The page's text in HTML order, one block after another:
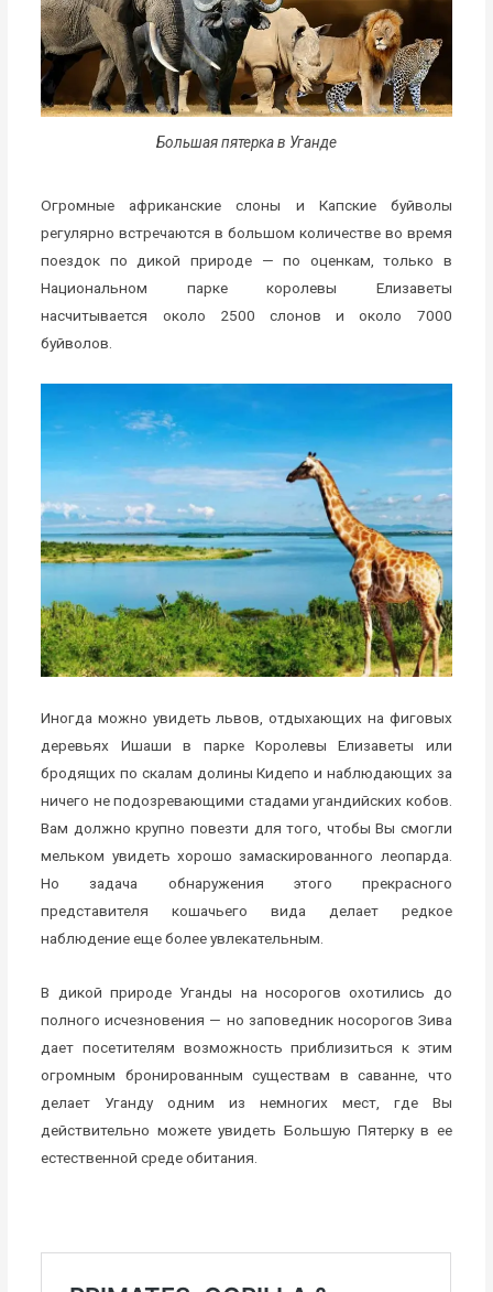
Большая пятерка в Уганде
Огромные африканские слоны и Капские буйволы
регулярно встречаются в большом количестве во время
поездок по дикой природе — по оценкам, только в
Национальном парке королевы Елизаветы
насчитывается около 2500 слонов и около 7000
буйволов.
Иногда можно увидеть львов, отдыхающих на фиговых
деревьях Ишаши в парке Королевы Елизаветы или
бродящих по скалам долины Кидепо и наблюдающих за
ничего не подозревающими стадами угандийских кобов.
Вам должно крупно повезти для того, чтобы Вы смогли
мельком увидеть хорошо замаскированного леопарда.
Но задача обнаружения этого прекрасного
представителя кошачьего вида делает редкое
наблюдение еще более увлекательным.
В дикой природе Уганды на носорогов охотились до
полного исчезновения — но заповедник носорогов Зива
дает посетителям возможность приблизиться к этим
огромным бронированным существам в саванне, что
делает Уганду одним из немногих мест, где Вы
действительно можете увидеть Большую Пятерку в ее
естественной среде обитания.